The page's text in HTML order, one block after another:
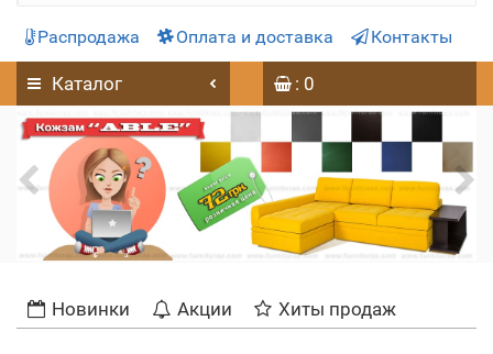
Распродажа Оплата и доставка Контакты
Каталог : 0
Новинки Акции Хиты продаж